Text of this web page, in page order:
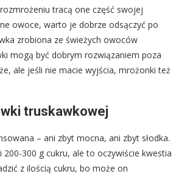
tracą one część swojej
owoce, warto je dobrze odsączyć po
zrobiona ze świeżych owoców
mogą być dobrym rozwiązaniem poza
ale jeśli nie macie wyjścia, mrożonki też
truskawkowej
– ani zbyt mocna, ani zbyt słodka.
300 g cukru, ale to oczywiście kwestia
z ilością cukru, bo może on